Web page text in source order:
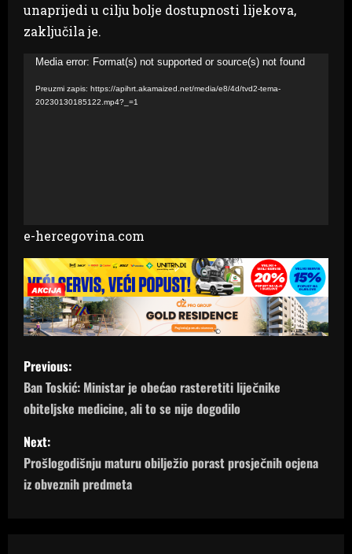
unaprijedi u cilju bolje dostupnosti lijekova,
zaključila je.
Reproduktor
videozapisa
Media error: Format(s) not supported or source(s) not found
Preuzmi zapis: https://apihrt.akamaized.net/media/e8/4d/tvd2-tema-
20230130185122.mp4?_=1
e-hercegovina.com
P
o
s
t
n
Previous:
Ban Toskić: Ministar je obećao rasteretiti liječnike
obiteljske medicine, ali to se nije dogodilo
Next:
Prošlogodišnju maturu obilježio porast prosječnih ocjena
iz obveznih predmeta